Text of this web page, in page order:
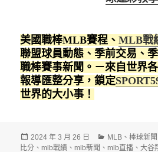
美國職棒MLB賽程、MLB戰
聯盟球員動態、季前交易、
職棒賽事新聞。－來自世界
報導匯整分享，鎖定
世界的大小事！
發
佈
2024 年 3 月 26 日
分
類
MLB 、棒球新聞
比分 、mlb戰績 、mlb新聞 、mlb直播 、大谷